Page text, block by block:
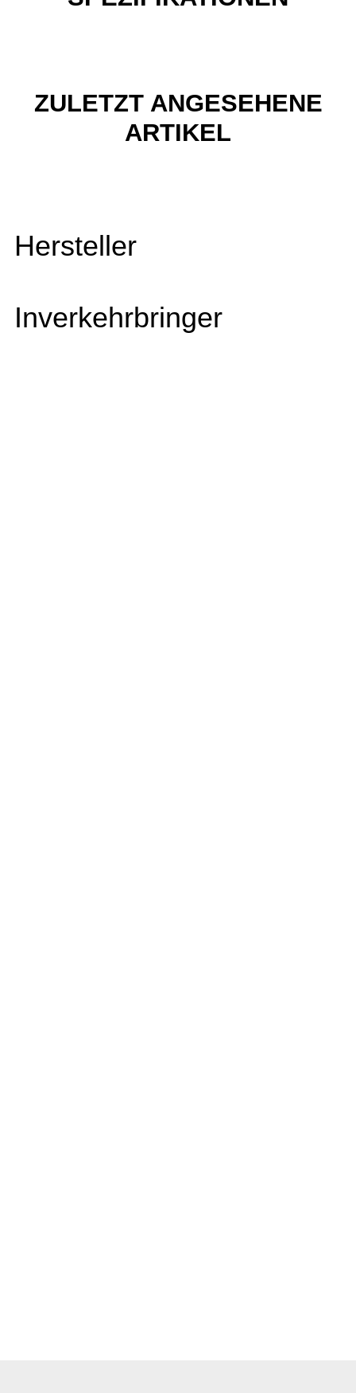
ZULETZT ANGESEHENE
ARTIKEL
Hersteller
Inverkehrbringer